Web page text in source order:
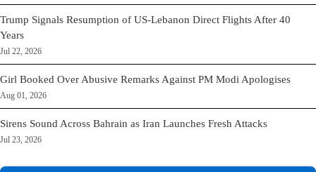
Trump Signals Resumption of US-Lebanon Direct Flights After 40
Years
Jul 22, 2026
Girl Booked Over Abusive Remarks Against PM Modi Apologises
Aug 01, 2026
Sirens Sound Across Bahrain as Iran Launches Fresh Attacks
Jul 23, 2026